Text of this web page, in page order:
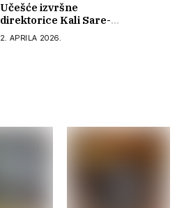
Učešće izvršne
direktorice Kali Sare-
Romskog informativnog
centra na 21. sastanku
2. APRILA 2026.